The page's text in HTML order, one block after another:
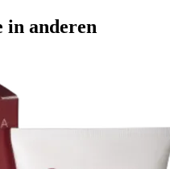
in anderen